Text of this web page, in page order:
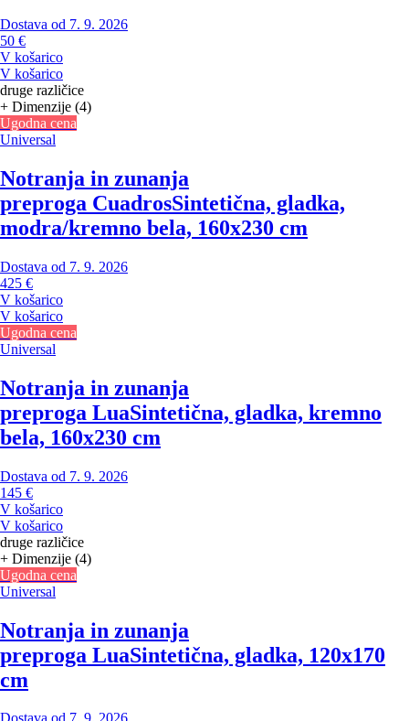
Dostava od 7. 9. 2026
50 €
V košarico
V košarico
druge različice
+ Dimenzije (4)
Ugodna cena
Universal
Notranja in zunanja
preproga CuadrosSintetična, gladka,
modra/kremno bela, 160x230 cm
Dostava od 7. 9. 2026
425 €
V košarico
V košarico
Ugodna cena
Universal
Notranja in zunanja
preproga LuaSintetična, gladka, kremno
bela, 160x230 cm
Dostava od 7. 9. 2026
145 €
V košarico
V košarico
druge različice
+ Dimenzije (4)
Ugodna cena
Universal
Notranja in zunanja
preproga LuaSintetična, gladka, 120x170
cm